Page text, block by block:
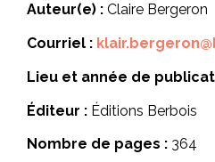
Auteur(e) : Claire Bergeron
Courriel :
Lieu et année de
Éditeur : Éditions Berbois
Nombre de pages : 364